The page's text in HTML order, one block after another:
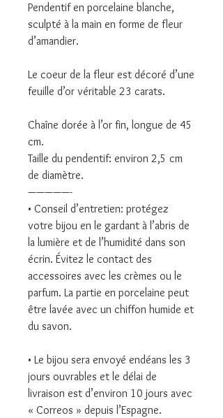
Pendentif en porcelaine blanche,
sculpté à la main en forme de fleur
d’amandier.
Le coeur de la fleur est décoré d’une
feuille d’or véritable 23 carats.
Chaîne dorée à l’or fin, longue de 45
cm.
Taille du pendentif: environ 2,5 cm
de diamètre.
—————-
• Conseil d’entretien: protégez
votre bijou en le gardant à l’abris de
la lumière et de l’humidité dans son
écrin. Évitez le contact des
accessoires avec les crèmes ou le
parfum. La partie en porcelaine peut
être lavée avec un chiffon humide et
du savon.
• Le bijou sera envoyé endéans les 3
jours ouvrables et le délai de
livraison est d’environ 10 jours avec
« Correos » depuis l’Espagne.